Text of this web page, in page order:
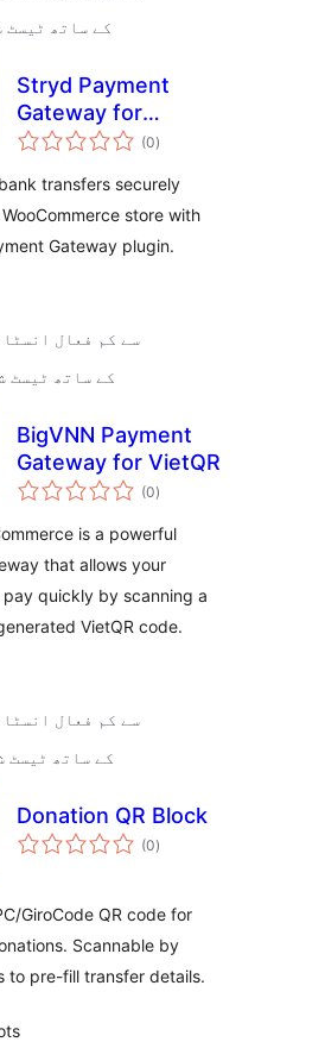
6.7.6 کے ساتھ ٹیسٹ
Stryd Payment
Gateway for
WooCommerce
(0مجموعی
درجہ
)
transfers securely
store with
Gateway plugin.
10 سے کم فعال
6.9.6 کے ساتھ ٹیسٹ
BigVNN Payment
Gateway for VietQR
(0مجموعی
درجہ
)
is a powerful
that allows your
quickly by scanning a
VietQR code.
10 سے کم فعال
7.0.3 کے ساتھ ٹیسٹ
Donation QR Block
(0مجموعی
درجہ
)
GiroCode QR code for
Scannable by
to pre-fill transfer details.